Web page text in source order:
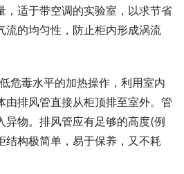
，适于带空调的实验室，以求节省
流的均匀性，防止柜内形成涡流
危毒水平的加热操作，利用室内
由排风管直接从柜顶排至室外。管
异物。排风管应有足够的高度(例
结构极简单，易于保养，又不耗